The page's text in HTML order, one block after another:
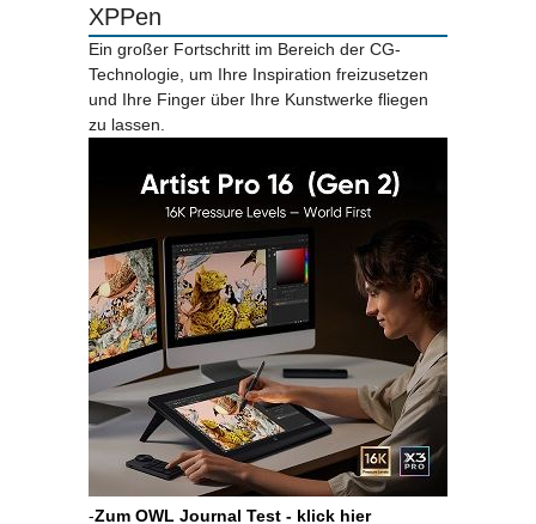
XPPen
Ein großer Fortschritt im Bereich der CG-
Technologie, um Ihre Inspiration freizusetzen
und Ihre Finger über Ihre Kunstwerke fliegen
zu lassen.
-Zum OWL Journal Test - klick hier